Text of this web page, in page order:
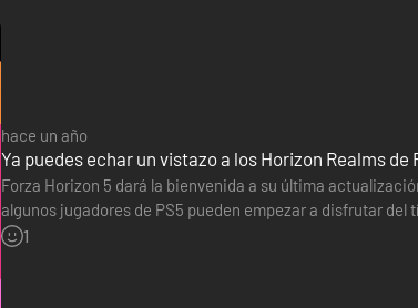
hace un año
Ya puedes echar un vistazo a los Horizon Realms
Forza Horizon 5 dará la bienvenida a su última
algunos jugadores de PS5 pueden empezar a disfrutar del
el que disfrutar de 11 entornos temporales de temporadas…
1